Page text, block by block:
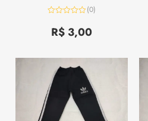
de
(0)
R$3,00